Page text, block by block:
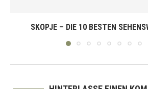
SKOPJE – DIE 10 BESTEN